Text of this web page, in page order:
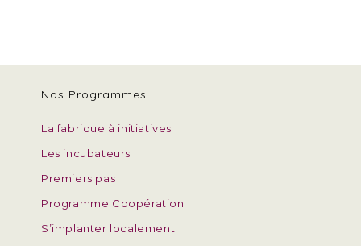
Nos Programmes
La fabrique à initiatives
Les incubateurs
Premiers pas
Programme Coopération
S’implanter localement